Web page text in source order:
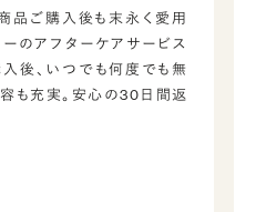
品ご購入後も末永く愛用
ーのアフターケアサービス
入後、いつでも何度でも無
も充実。安心の30日間返